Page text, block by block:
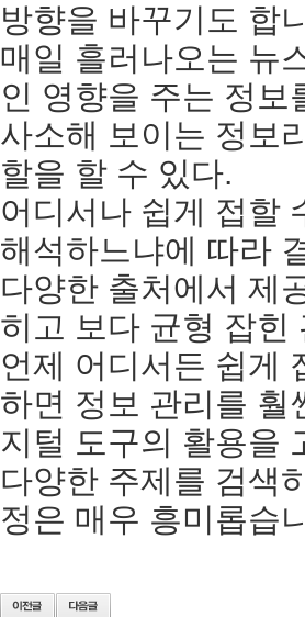
방향을 바꾸기도 합
매일 흘러나오는 뉴
인 영향을 주는 정
사소해 보이는 정보
할을 할 수 있다.
어디서나 쉽게 접할
해석하느냐에 따라
다양한 출처에서 제
히고 보다 균형 잡힌
언제 어디서든 쉽게
하면 정보 관리를 훨
지털 도구의 활용을
다양한 주제를 검색
정은 매우 흥미롭습